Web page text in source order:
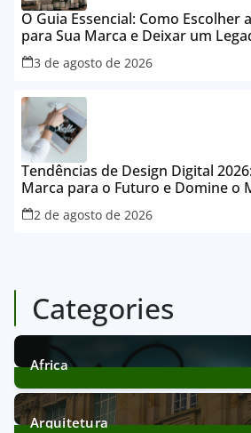
O Guia Essencial: Como Escolher
para Sua Marca e Deixar um
3 de agosto de 2026
Tendências de Design Digital
Marca para o Futuro e Domine o
2 de agosto de 2026
Categories
Africa
12Posts
Arquitetura